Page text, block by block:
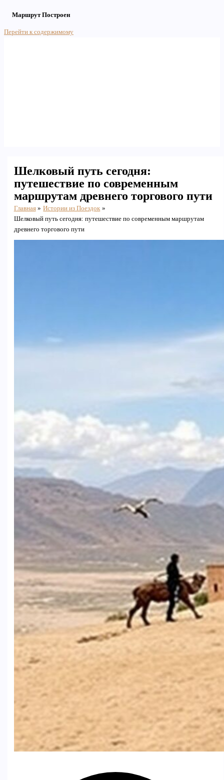
Маршрут Построен
Перейти к содержимому
Шелковый путь сегодня:
путешествие по современным
маршрутам древнего торгового пути
Главная
Истории из Поездок
Шелковый путь сегодня: путешествие по современным маршрутам
древнего торгового пути